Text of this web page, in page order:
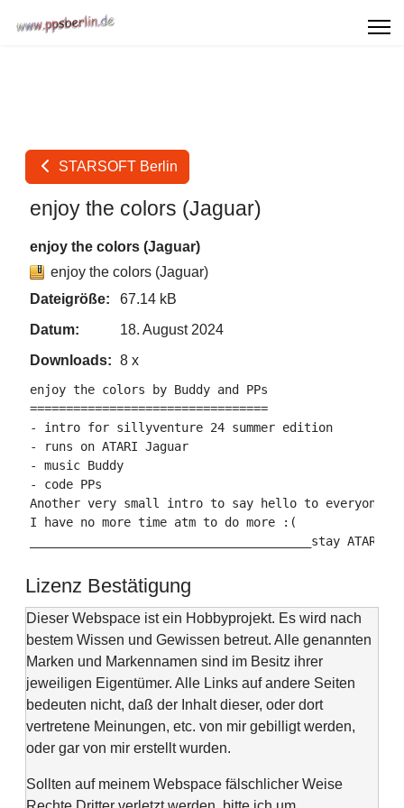
STARSOFT Berlin
enjoy the colors (Jaguar)
enjoy the colors (Jaguar)
enjoy the colors (Jaguar)
Dateigröße:
67.14 kB
Datum:
18. August 2024
Downloads: 8 x
enjoy the colors by Buddy and PPs
=================================
- intro for sillyventure 24 summer edition
- runs on ATARI Jaguar
- music Buddy
- code PPs
Another very small intro to say hello to everyone.
I have no more time atm to do more :(
_______________________________________stay ATARI!
Lizenz Bestätigung
Dieser Webspace ist ein Hobbyprojekt. Es wird nach
bestem Wissen und Gewissen betreut. Alle genannten
Marken und Markennamen sind im Besitz ihrer
jeweiligen Eigentümer. Alle Links auf andere Seiten
bedeuten nicht, daß der Inhalt dieser, oder dort
vertretene Meinungen, etc. von mir gebilligt werden,
oder gar von mir erstellt wurden.
Sollten auf meinem Webspace fälschlicher Weise